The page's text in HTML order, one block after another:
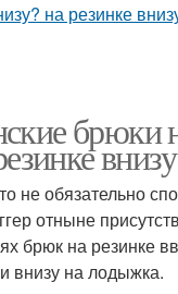
брюки
не обязательно
отныне
брюк на резинке
внизу на лодыжка.